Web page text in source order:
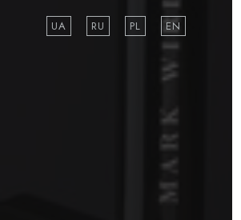
UA RU PL EN